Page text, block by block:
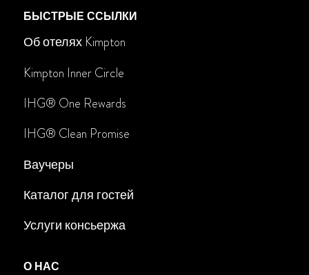
БЫСТРЫЕ ССЫЛКИ
Об отелях Kimpton
Kimpton Inner Circle
IHG® One Rewards
IHG® Clean Promise
Ваучеры
Каталог для гостей
Услуги консьержа
О НАС